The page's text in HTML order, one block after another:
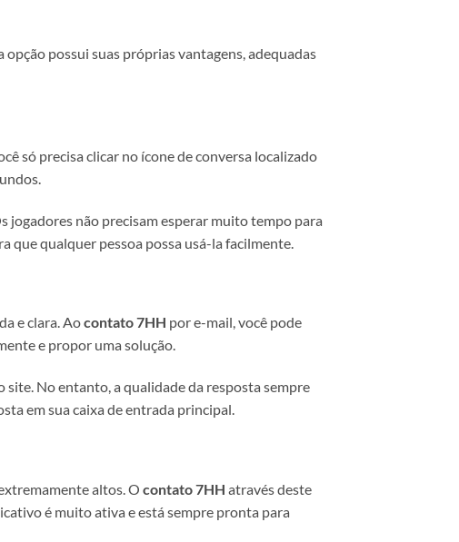
possui suas próprias vantagens, adequadas
só precisa clicar no ícone de conversa localizado
jogadores não precisam esperar muito tempo para
que qualquer pessoa possa usá-la facilmente.
e clara. Aocontato 7HH por e-mail, você pode
e propor uma solução.
No entanto, a qualidade da resposta sempre
em sua caixa de entrada principal.
altos. O contato 7HH através deste
é muito ativa e está sempre pronta para